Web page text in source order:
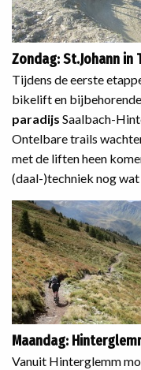
Zondag: St.Johann
Tijdens de eerste
bikelift en
paradijs Saalbach-
Ontelbare trails
met de liften heen
(daal-)techniek nog
Maandag:
Vanuit Hinterglemm